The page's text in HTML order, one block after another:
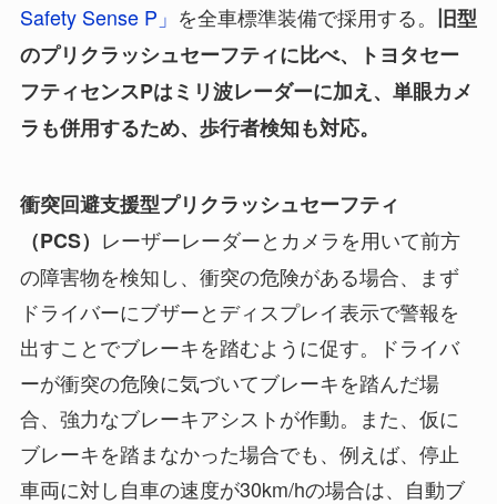
Safety Sense P」 を全車標準装備で採用する。 旧型
のプリクラッシュセーフティに比べ、トヨタセー
フティセンスPはミリ波レーダーに加え、単眼カメ
ラも併用するため、歩行者検知も対応。
衝突回避支援型プリクラッシュセーフティ
（PCS） レーザーレーダーとカメラを用いて前方
の障害物を検知し、衝突の危険がある場合、まず
ドライバーにブザーとディスプレイ表示で警報を
出すことでブレーキを踏むように促す。ドライバ
ーが衝突の危険に気づいてブレーキを踏んだ場
合、強力なブレーキアシストが作動。また、仮に
ブレーキを踏まなかった場合でも、例えば、停止
車両に対し自車の速度が30km/hの場合は、自動ブ